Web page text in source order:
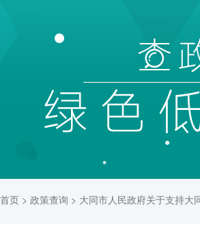
首页 > 政策查询 > 大同市人民政府关于支持大